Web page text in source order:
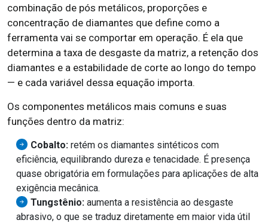
combinação de pós metálicos, proporções e
concentração de diamantes que define como a
ferramenta vai se comportar em operação. É ela que
determina a taxa de desgaste da matriz, a retenção dos
diamantes e a estabilidade de corte ao longo do tempo
— e cada variável dessa equação importa.
Os componentes metálicos mais comuns e suas
funções dentro da matriz:
Cobalto: retém os diamantes sintéticos com
eficiência, equilibrando dureza e tenacidade. É presença
quase obrigatória em formulações para aplicações de alta
exigência mecânica.
Tungstênio: aumenta a resistência ao desgaste
abrasivo, o que se traduz diretamente em maior vida útil